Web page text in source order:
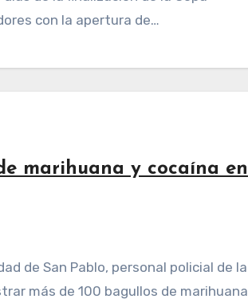
con la apertura de…
marihuana y cocaína en
más de 100 bagullos de marihuana